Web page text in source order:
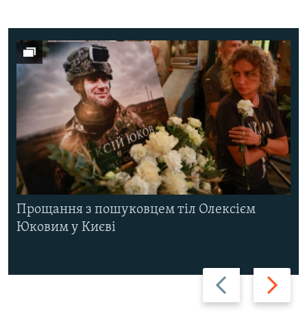
Назад Вперед
Прощання з пошуковцем тіл Олексієм
Юковим у Києві